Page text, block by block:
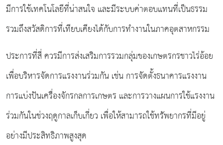
มีการใช้เทคโนโลยีที่น่าสนใจ และมีระบบค่าตอบแทนที่เป็นธรรม
รวมถึงสวัสดิการที่เทียบเคียงได้กับการทำงานในภาคอุตสาหกรรม
ประการที่สี่ ควรมีการส่งเสริมการรวมกลุ่มของเกษตรกรชาวไร่อ้อย
เพื่อบริหารจัดการแรงงานร่วมกัน เช่น การจัดตั้งธนาคารแรงงาน
การแบ่งปันเครื่องจักรกลการเกษตร และการวางแผนการใช้แรงงาน
ร่วมกันในช่วงฤดูกาลเก็บเกี่ยว เพื่อให้สามารถใช้ทรัพยากรที่มีอยู่
อย่างมีประสิทธิภาพสูงสุด